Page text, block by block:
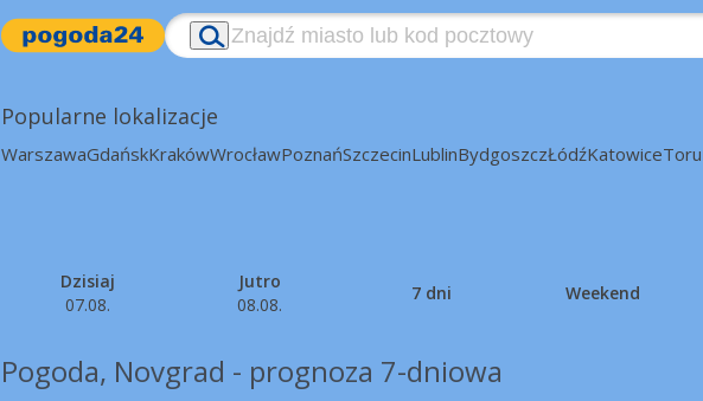
Popularne lokalizacje
WarszawaGdańskKrakówWrocławPoznańSzczecinLublinBydgoszczŁódźKatowice
Dzisiaj
07.08.
Jutro
08.08.
7 dni Weekend
Pogoda, Novgrad - prognoza 7-dniowa